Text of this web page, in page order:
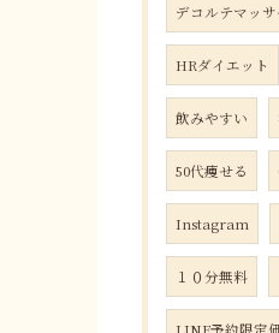
デコルテマッ
HRダイエット
飲みやすい
50代痩せる
Instagram
１０分無料